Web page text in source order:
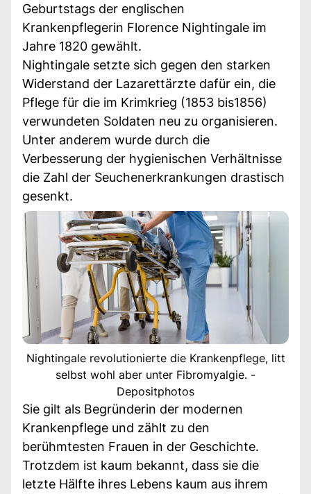
Geburtstags der englischen
Krankenpflegerin Florence Nightingale im
Jahre 1820 gewählt.
Nightingale setzte sich gegen den starken
Widerstand der Lazarettärzte dafür ein, die
Pflege für die im Krimkrieg (1853 bis1856)
verwundeten Soldaten neu zu organisieren.
Unter anderem wurde durch die
Verbesserung der hygienischen Verhältnisse
die Zahl der Seuchenerkrankungen drastisch
gesenkt.
Nightingale revolutionierte die Krankenpflege, litt
selbst wohl aber unter Fibromyalgie. -
Depositphotos
Sie gilt als Begründerin der modernen
Krankenpflege und zählt zu den
berühmtesten Frauen in der Geschichte.
Trotzdem ist kaum bekannt, dass sie die
letzte Hälfte ihres Lebens kaum aus ihrem